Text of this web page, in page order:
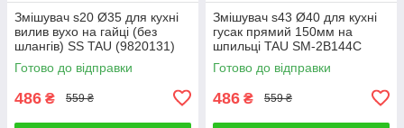
Змішувач s20 Ø35 для кухні
вилив вухо на гайці (без
шлангів) SS TAU (9820131)
Готово до відправки
486 ₴ 559 ₴
Змішувач s43 Ø40 для кухні
гусак прямий 150мм на
шпильці TAU SM-2B144C
(9843120)
Готово до відправки
486 ₴ 559 ₴